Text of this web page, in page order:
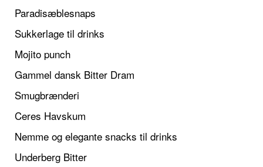
Paradisæblesnaps
Sukkerlage til drinks
Mojito punch
Gammel dansk Bitter Dram
Smugbrænderi
Ceres Havskum
Nemme og elegante snacks til drinks
Underberg Bitter